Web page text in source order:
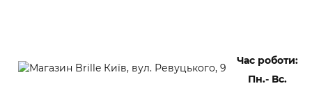
Час роботи:
Пн.- Вс.